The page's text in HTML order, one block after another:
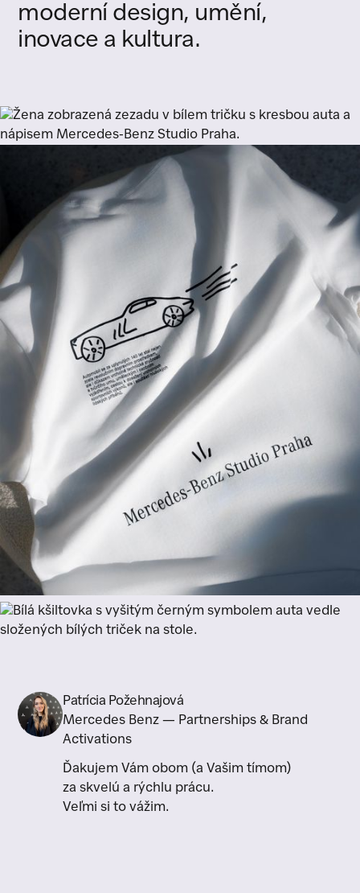
moderní design, umění,
inovace a kultura.
Patrícia Požehnajová
Mercedes Benz — Partnerships & Brand
Activations
Ďakujem Vám obom (a Vašim tímom)
za skvelú a rýchlu prácu.
Veľmi si to vážim.